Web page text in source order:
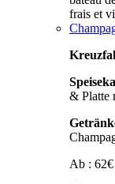
& Platte
Ab : 62€